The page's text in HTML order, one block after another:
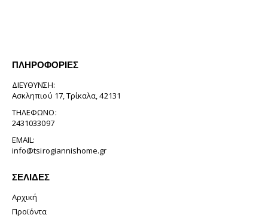
ΠΛΗΡΟΦΟΡΊΕΣ
ΔΙΕΎΘΥΝΣΗ:
Ασκληπιού 17, Τρίκαλα, 42131
ΤΗΛΈΦΩΝΟ:
2431033097
EMAIL:
info@tsirogiannishome.gr
ΣΕΛΊΔΕΣ
Αρχική
Προϊόντα